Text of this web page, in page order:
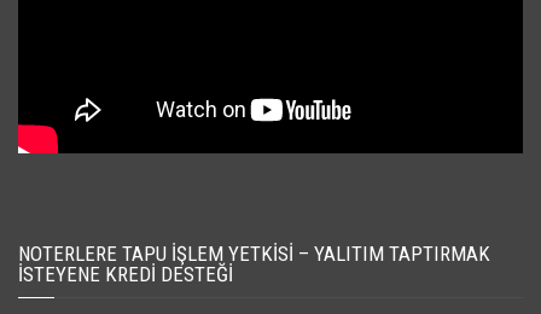
NOTERLERE TAPU İŞLEM YETKISI – YALITIM TAPTIRMAK
İSTEYENE KREDI DESTEĞI